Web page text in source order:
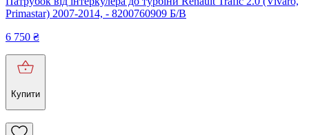
Primastar) 2007-2014, - 8200760909 Б/В
6 750 ₴
Купити